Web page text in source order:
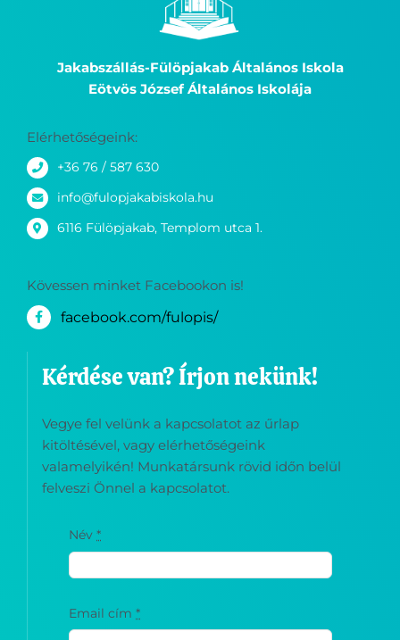
Jakabszállás-Fülöpjakab Általános Iskola
Eötvös József Általános Iskolája
Elérhetőségeink:
+36 76 / 587 630
info@fulopjakabiskola.hu
6116 Fülöpjakab, Templom utca 1.
Kövessen minket Facebookon is!
facebook.com/fulopis/
Kérdése van? Írjon nekünk!
Vegye fel velünk a kapcsolatot az űrlap
kitöltésével, vagy elérhetőségeink
valamelyikén! Munkatársunk rövid időn belül
felveszi Önnel a kapcsolatot.
Név*
Email cím*